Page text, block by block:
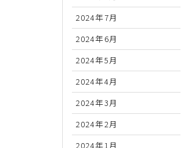
2024年7月
2024年6月
2024年5月
2024年4月
2024年3月
2024年2月
2024年1月